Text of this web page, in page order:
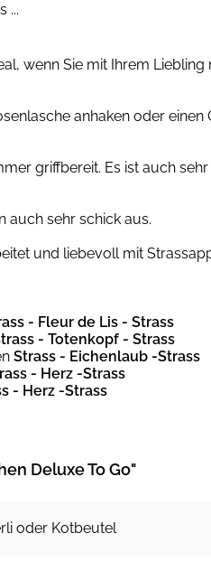
...
wenn Sie mit Ihrem
anhaken oder
griffbereit. Es ist auch
auch sehr schick aus.
und liebevoll mit
- Fleur de Lis - Strass
- Totenkopf - Strass
Strass - Eichenlaub -Strass
- Herz -Strass
- Herz -Strass
Deluxe To Go"
oder Kotbeutel